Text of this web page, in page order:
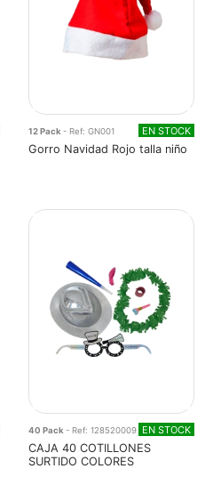
12 Pack - Ref: GN001 EN STOCK
Gorro Navidad Rojo talla niño
40 Pack - Ref: 128520009 EN STOCK
CAJA 40 COTILLONES
SURTIDO COLORES